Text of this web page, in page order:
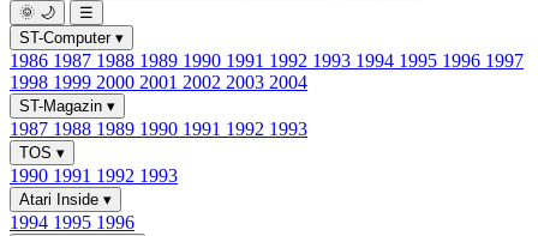
🌞 🌙
☰
ST-Computer ▾
1986 1987 1988 1989 1990 1991 1992 1993 1994 1995 1996 1997
1998 1999 2000 2001 2002 2003 2004
ST-Magazin ▾
1987 1988 1989 1990 1991 1992 1993
TOS ▾
1990 1991 1992 1993
Atari Inside ▾
1994 1995 1996